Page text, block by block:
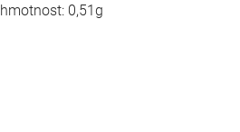
hmotnost: 0,51g